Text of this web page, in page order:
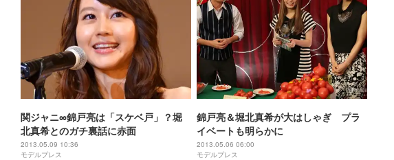
関ジャニ∞錦戸亮は「スケベ戸」？堀
北真希とのガチ裏話に赤面
2013.05.09 10:36
モデルプレス
錦戸亮＆堀北真希が大はしゃぎ プラ
イベートも明らかに
2013.05.06 06:00
モデルプレス